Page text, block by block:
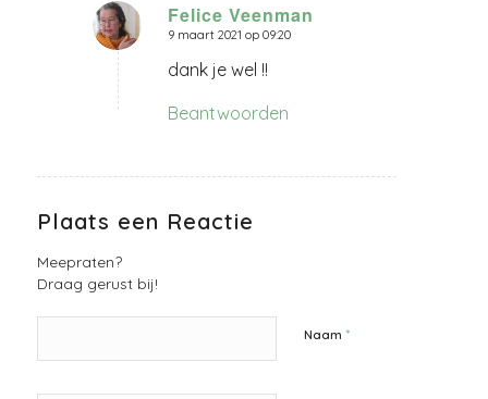
Felice Veenman
zegt:
9 maart 2021 op 09:20
dank je wel !!
Beantwoorden
Plaats een Reactie
Meepraten?
Draag gerust bij!
Naam *